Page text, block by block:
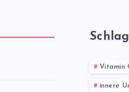
Vitamin
innere